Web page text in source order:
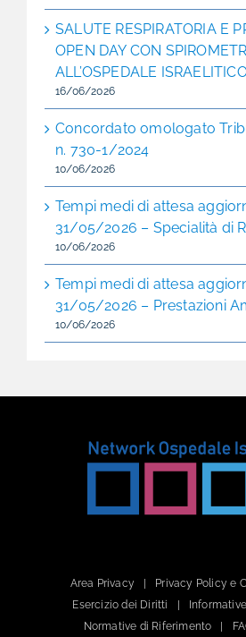
SALUTE RESPIRATORIA E
OPEN DAY CON
ALL’OSPEDALE
16/06/2026
Concordato omologato
n. 730-1/2024
10/06/2026
Tempi medi di attesa
31/05/2026 – Specialità di
10/06/2026
Tempi medi di attesa
31/05/2026 – Prestazioni
10/06/2026
Area Privacy
Privacy Policy e
Esercizio dei Diritti
Normative di Riferimento